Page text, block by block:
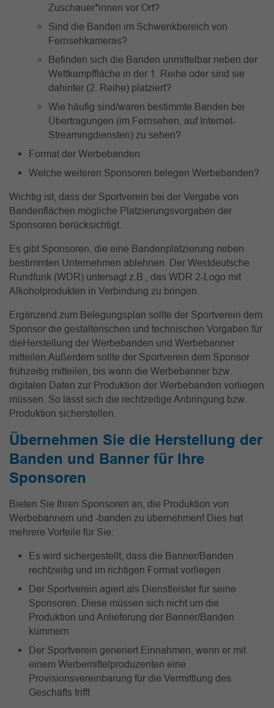
Zuschauer*innen vor Ort?
Sind die Banden im Schwenkbereich von
Fernsehkameras?
Befinden sich die Banden unmittelbar neben der
Wettkampffläche in der 1. Reihe oder sind sie
dahinter (2. Reihe) platziert?
Wie häufig sind/waren bestimmte Banden bei
Übertragungen (im Fernsehen, auf Internet-
Streamingdiensten) zu sehen?
Format der Werbebanden
Welche weiteren Sponsoren belegen Werbebanden?
Wichtig ist, dass der Sportverein bei der Vergabe von
Bandenflächen mögliche Platzierungsvorgaben der
Sponsoren berücksichtigt.
Es gibt Sponsoren, die eine Bandenplatzierung neben
bestimmten Unternehmen ablehnen. Der Westdeutsche
Rundfunk (WDR) untersagt z.B., das WDR 2-Logo mit
Alkoholprodukten in Verbindung zu bringen.
Ergänzend zum Belegungsplan sollte der Sportverein dem
Sponsor die gestalterischen und technischen Vorgaben für
dieHerstellung der Werbebanden und Werbebanner
mitteilen.Außerdem sollte der Sportverein dem Sponsor
frühzeitig mitteilen, bis wann die Werbebanner bzw.
digitalen Daten zur Produktion der Werbebanden vorliegen
müssen. So lässt sich die rechtzeitige Anbringung bzw.
Produktion sicherstellen.
Übernehmen Sie die Herstellung der
Banden und Banner für Ihre
Sponsoren
Bieten Sie Ihren Sponsoren an, die Produktion von
Werbebannern und -banden zu übernehmen! Dies hat
mehrere Vorteile für Sie:
Es wird sichergestellt, dass die Banner/Banden
rechtzeitig und im richtigen Format vorliegen
Der Sportverein agiert als Dienstleister für seine
Sponsoren. Diese müssen sich nicht um die
Produktion und Anlieferung der Banner/Banden
kümmern
Der Sportverein generiert Einnahmen, wenn er mit
einem Werbemittelproduzenten eine
Provisionsvereinbarung für die Vermittlung des
Geschäfts trifft